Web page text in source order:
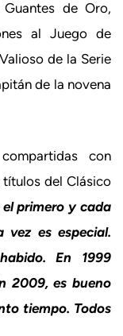
de Oro,
al Juego de
de la Serie
de la novena
con
del Clásico
el primero y cada
es especial.
En 1999
2009, es bueno
tiempo. Todos